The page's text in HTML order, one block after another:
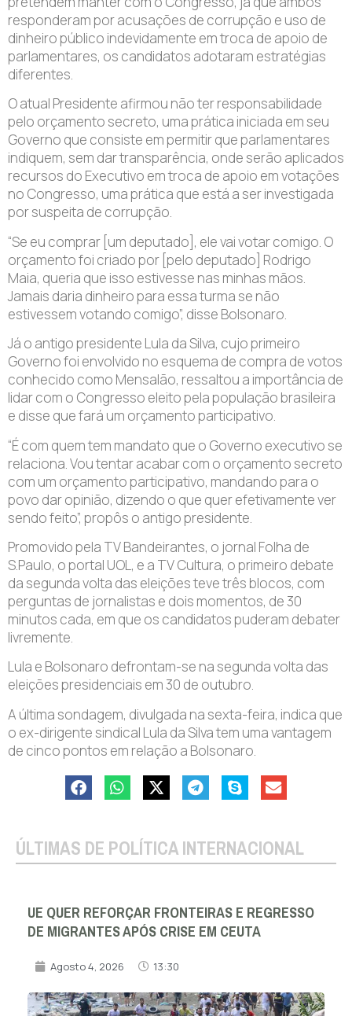
responderam por acusações de corrupção e uso de
dinheiro público indevidamente em troca de apoio de
parlamentares, os candidatos adotaram estratégias
diferentes.
O atual Presidente afirmou não ter responsabilidade
pelo orçamento secreto, uma prática iniciada em seu
Governo que consiste em permitir que parlamentares
indiquem, sem dar transparência, onde serão aplicados
recursos do Executivo em troca de apoio em votações
no Congresso, uma prática que está a ser investigada
por suspeita de corrupção.
“Se eu comprar [um deputado], ele vai votar comigo. O
orçamento foi criado por [pelo deputado] Rodrigo
Maia, queria que isso estivesse nas minhas mãos.
Jamais daria dinheiro para essa turma se não
estivessem votando comigo”, disse Bolsonaro.
Já o antigo presidente Lula da Silva, cujo primeiro
Governo foi envolvido no esquema de compra de votos
conhecido como Mensalão, ressaltou a importância de
lidar com o Congresso eleito pela população brasileira
e disse que fará um orçamento participativo.
“É com quem tem mandato que o Governo executivo se
relaciona. Vou tentar acabar com o orçamento secreto
com um orçamento participativo, mandando para o
povo dar opinião, dizendo o que quer efetivamente ver
sendo feito”, propôs o antigo presidente.
Promovido pela TV Bandeirantes, o jornal Folha de
S.Paulo, o portal UOL, e a TV Cultura, o primeiro debate
da segunda volta das eleições teve três blocos, com
perguntas de jornalistas e dois momentos, de 30
minutos cada, em que os candidatos puderam debater
livremente.
Lula e Bolsonaro defrontam-se na segunda volta das
eleições presidenciais em 30 de outubro.
A última sondagem, divulgada na sexta-feira, indica que
o ex-dirigente sindical Lula da Silva tem uma vantagem
de cinco pontos em relação a Bolsonaro.
ÚLTIMAS DE POLÍTICA INTERNACIONAL
UE QUER REFORÇAR FRONTEIRAS E REGRESSO
DE MIGRANTES APÓS CRISE EM CEUTA
Agosto 4, 2026 13:30